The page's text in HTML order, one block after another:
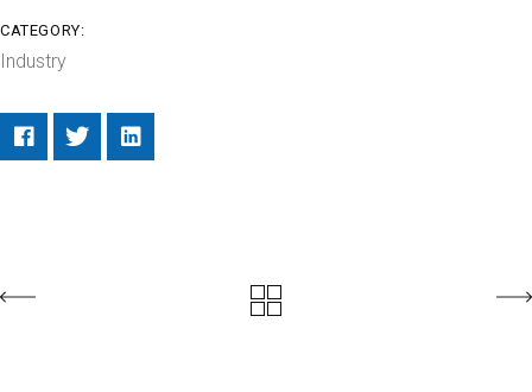
CATEGORY:
Industry